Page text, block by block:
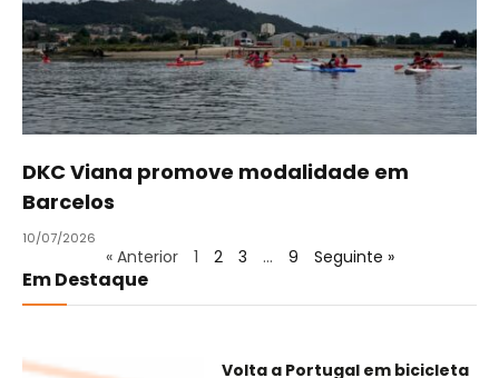
DKC Viana promove modalidade em
Barcelos
10/07/2026
« Anterior 1 2 3 … 9 Seguinte »
Em Destaque
Volta a Portugal em bicicleta